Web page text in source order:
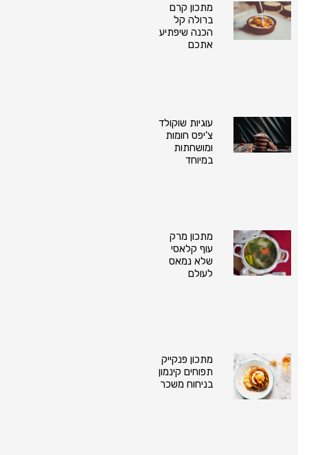
מתכון קרם
ברולה קל
הכנה שיפתיע
אתכם
עוגיות שוקולד
צ'יפס חומות
ומושחתות
במיוחד
מתכון מרק
עוף קלאסי
שלא נמאס
לעולם
מתכון פנקייק
תפוחים קינמון
בניחוח משכר